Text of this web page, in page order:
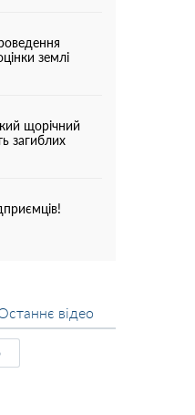
землі
щорічний
загиблих
відео